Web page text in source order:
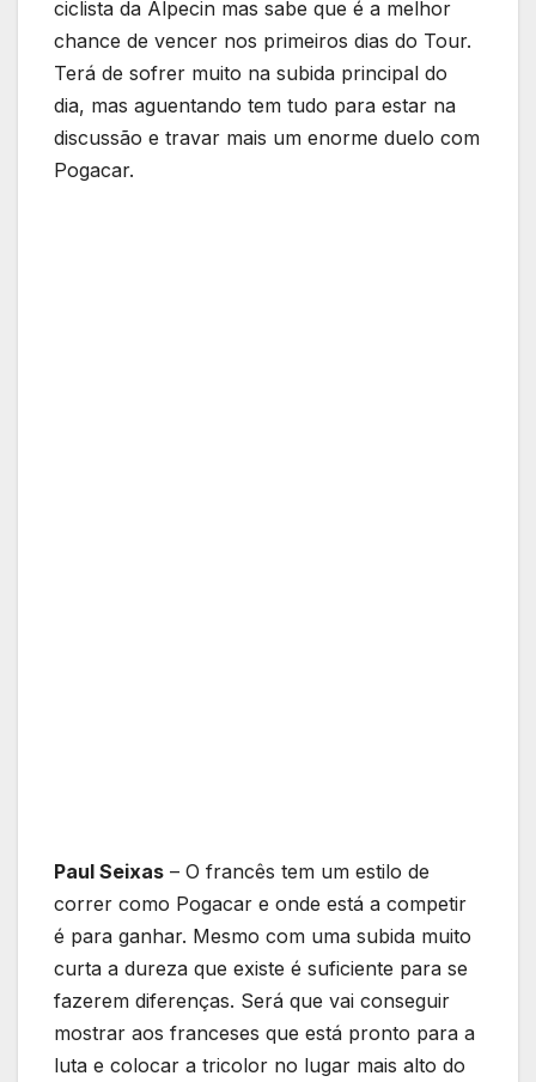
ciclista da Alpecin mas sabe que é a melhor
chance de vencer nos primeiros dias do Tour.
Terá de sofrer muito na subida principal do
dia, mas aguentando tem tudo para estar na
discussão e travar mais um enorme duelo com
Pogacar.
Paul Seixas – O francês tem um estilo de
correr como Pogacar e onde está a competir
é para ganhar. Mesmo com uma subida muito
curta a dureza que existe é suficiente para se
fazerem diferenças. Será que vai conseguir
mostrar aos franceses que está pronto para a
luta e colocar a tricolor no lugar mais alto do